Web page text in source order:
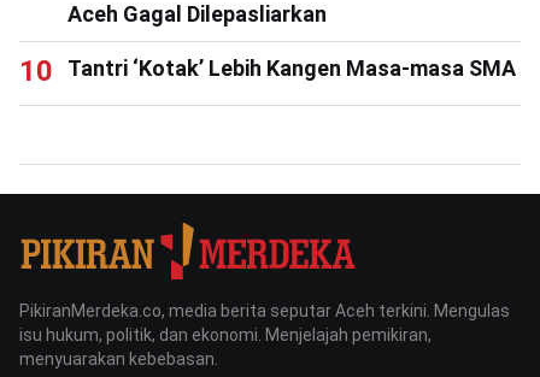
Aceh Gagal Dilepasliarkan
Tantri ‘Kotak’ Lebih Kangen Masa-masa SMA
PikiranMerdeka.co, media berita seputar Aceh terkini. Mengulas
isu hukum, politik, dan ekonomi. Menjelajah pemikiran,
menyuarakan kebebasan.